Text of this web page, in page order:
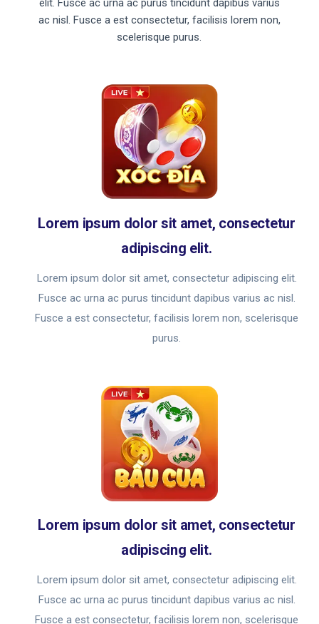
elit. Fusce ac urna ac purus tincidunt dapibus varius
ac nisl. Fusce a est consectetur, facilisis lorem non,
scelerisque purus.
Lorem ipsum dolor sit amet, consectetur
adipiscing elit.
Lorem ipsum dolor sit amet, consectetur adipiscing elit.
Fusce ac urna ac purus tincidunt dapibus varius ac nisl.
Fusce a est consectetur, facilisis lorem non, scelerisque
purus.
Lorem ipsum dolor sit amet, consectetur
adipiscing elit.
Lorem ipsum dolor sit amet, consectetur adipiscing elit.
Fusce ac urna ac purus tincidunt dapibus varius ac nisl.
Fusce a est consectetur, facilisis lorem non, scelerisque